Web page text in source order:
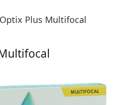
Plus Multifocal